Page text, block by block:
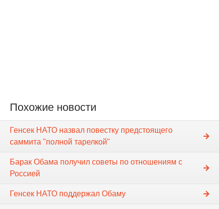
Похожие новости
Генсек НАТО назвал повестку предстоящего
саммита "полной тарелкой"
Барак Обама получил советы по отношениям с
Россией
Генсек НАТО поддержал Обаму